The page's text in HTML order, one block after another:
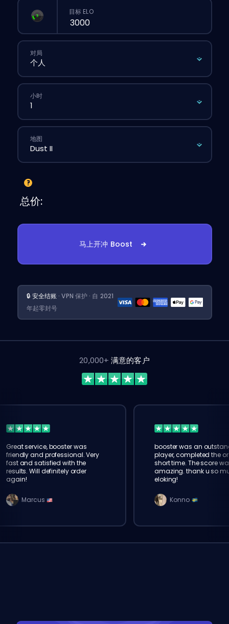
目标 ELO
对局
小时
地图
总价:
马上开冲 Boost
🔒 安全结账 · VPN 保护 · 自 2021
年起零封号
20,000+满意的客户
Great service, booster was
friendly and professional. Very
fast and satisfied with the
results. Will definitely order
again!
Marcus
booster was an
player, completed the
short time. The score
amazing. thank u so
eloking!
Konno